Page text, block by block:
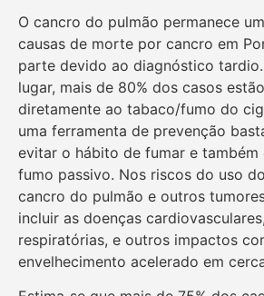
O cancro do pulmão permanece
causas de morte por cancro em
parte devido ao diagnóstico
lugar, mais de 80% dos casos
diretamente ao tabaco/fumo do
uma ferramenta de prevenção
evitar o hábito de fumar e também
fumo passivo. Nos riscos do uso
cancro do pulmão e outros
incluir as doenças
respiratórias, e outros impactos
envelhecimento acelerado em